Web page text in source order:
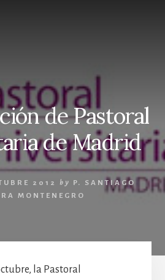
de Pastoral
de Madrid
2012 by
P. SANTIAGO
MONTENEGRO
la Pastoral